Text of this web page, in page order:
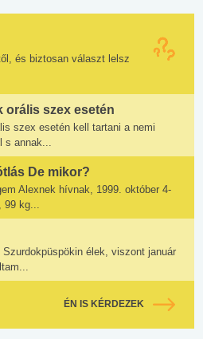
és biztosan választ lelsz
orális szex esetén
szex esetén kell tartani a nemi
s annak...
De mikor?
Alexnek hívnak, 1999. október 4-
99 kg...
élek, viszont január
ÉN IS KÉRDEZEK